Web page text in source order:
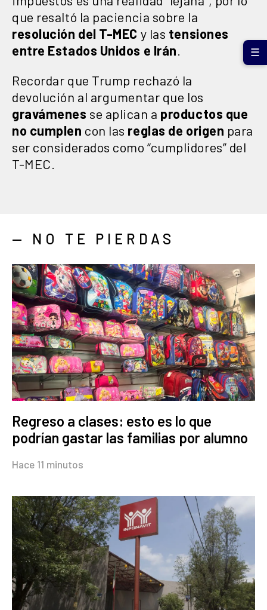
que resaltó la paciencia sobre la
resolución del T-MEC y las tensiones
entre Estados Unidos e Irán
Recordar que Trump rechazó la
devolución al argumentar que los
gravámenes se aplican a productos que
no cumplen con las reglas de origen para
ser considerados como “cumplidores” del
T-MEC.
— NO TE PIERDAS
Regreso a clases: esto es lo que
podrían gastar las familias por alumno
Hace 11 minutos
☰